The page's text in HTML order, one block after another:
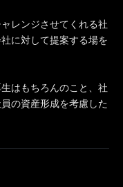
レンジさせてくれる社
に対して提案する場を
はもちろんのこと、社
の資産形成を考慮した